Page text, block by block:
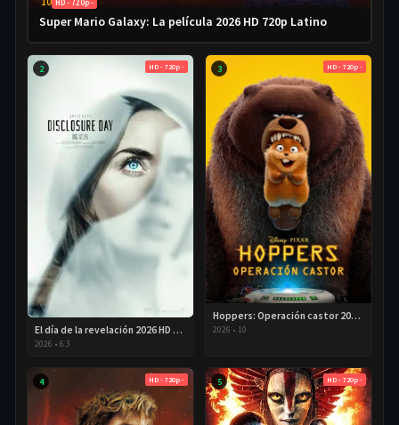
HD - 720p -
Super Mario Galaxy: La película 2026 HD 720p Latino
2 HD - 720p -
El día de la revelación 2026 HD 720P Latino
2026 • 6.3
3 HD - 720p -
Hoppers: Operación castor 2026 HD 720p Latino
2026 • 10
4 HD - 720p - 5 HD - 720p -